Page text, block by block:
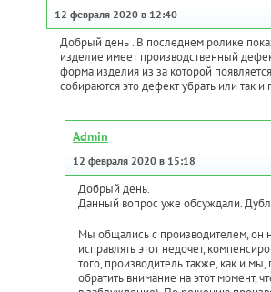
12 февраля 2020 в 12:40
Добрый день . В последнем ролике
изделие имеет производственный
форма изделия из за которой
собираются это дефект убрать или так
Admin
12 февраля 2020 в 15:18
Добрый день.
Данный вопрос уже обсуждали.
Мы общались с производителем, он
исправлять этот недочет,
того, производитель также, как и
обратить внимание на этот момент,